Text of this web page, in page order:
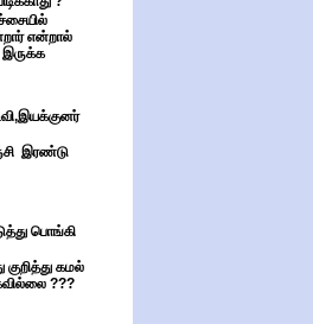
என்றால்
இரண்டு
பொங்கி
கமல்
???